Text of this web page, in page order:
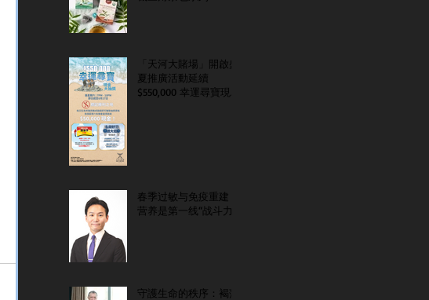
「天河大賭場」開啟盛
夏推廣活動延續
$550,000 幸運尋寶現金
春季过敏与免疫重建：
营养是第一线“战斗力”
守護生命的秩序：褐藻